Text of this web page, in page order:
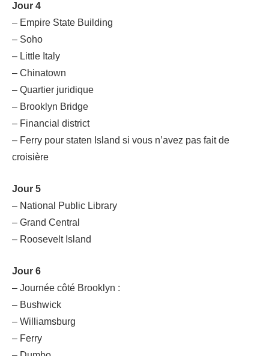
Jour 4
– Empire State Building
– Soho
– Little Italy
– Chinatown
– Quartier juridique
– Brooklyn Bridge
– Financial district
– Ferry pour staten Island si vous n’avez pas fait de
croisière
Jour 5
– National Public Library
– Grand Central
– Roosevelt Island
Jour 6
– Journée côté Brooklyn :
– Bushwick
– Williamsburg
– Ferry